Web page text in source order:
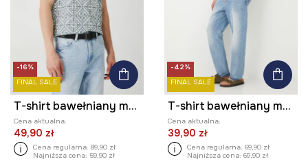
-16%
FINAL SALE
T-shirt bawełniany męski z elastanem wzorzysty kolor turkusowy
Cena aktualna:
49,90 zł
Cena regularna: 89,90 zł
Najniższa cena: 59,90 zł
-42%
FINAL SALE
T-shirt bawełniany męski z nadrukiem
Cena aktualna:
39,90 zł
Cena regularna: 69,90 zł
Najniższa cena: 69,90 zł